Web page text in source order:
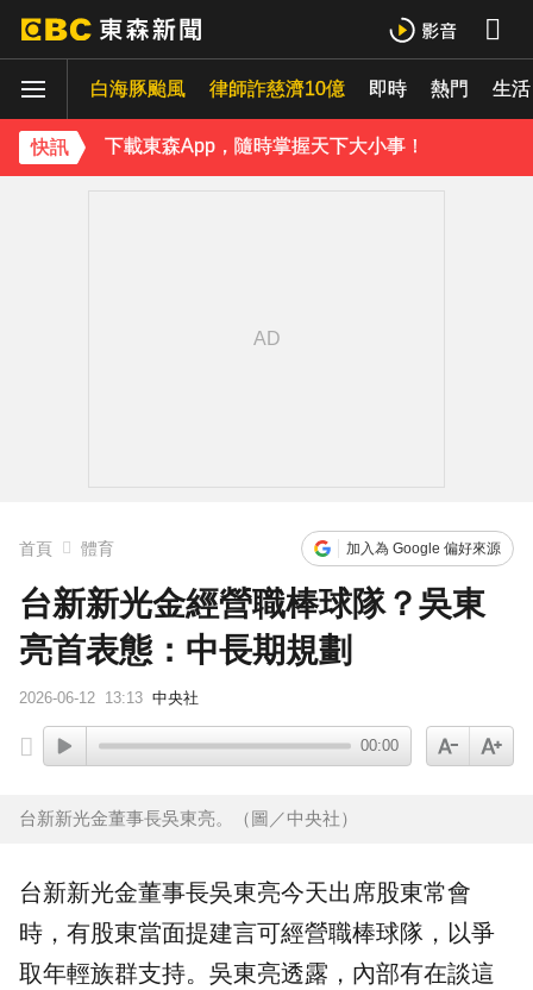
白海豚颱風 律師詐慈濟10億 即時 熱門 生活
快訊
下載東森App，隨時掌握天下大小事！
《理財達人秀》X 安聯投信免費講座報名中！搶先卡位 2027
下載東森App，隨時掌握天下大小事！
首頁 體育 加入為 Google 偏好來源
台新新光金經營職棒球隊？吳東
亮首表態：中長期規劃
2026-06-12 13:13 中央社
00:00
台新新光金董事長吳東亮。（圖／中央社）
台新新光金董事長吳東亮今天出席股東常會
時，有股東當面提建言可經營職棒球隊，以爭
取年輕族群支持。吳東亮透露，內部有在談這